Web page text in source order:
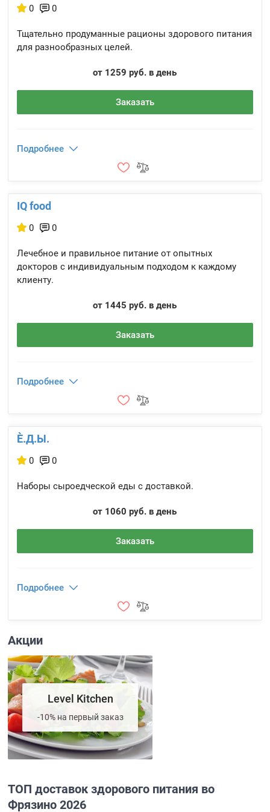
0 0
Тщательно продуманные рационы здорового питания
для разнообразных целей.
от 1259 руб. в день
Заказать
Подробнее
IQ food
0 0
Лечебное и правильное питание от опытных
докторов с индивидуальным подходом к каждому
клиенту.
от 1445 руб. в день
Заказать
Подробнее
È.Д.Ы.
0 0
Наборы сыроедческой еды с доставкой.
от 1060 руб. в день
Заказать
Подробнее
Акции
Level Kitchen
-10% на первый заказ
ТОП доставок здорового питания во
Фрязино 2026